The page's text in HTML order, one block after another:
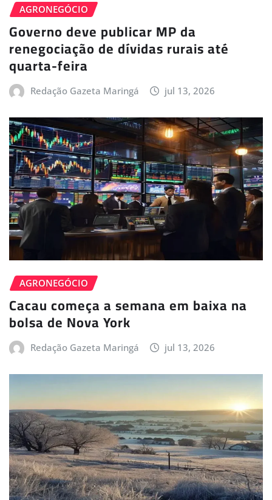
AGRONEGÓCIO
Governo deve publicar MP da
renegociação de dívidas rurais até
quarta-feira
Redação Gazeta Maringá jul 13, 2026
AGRONEGÓCIO
Cacau começa a semana em baixa na
bolsa de Nova York
Redação Gazeta Maringá jul 13, 2026